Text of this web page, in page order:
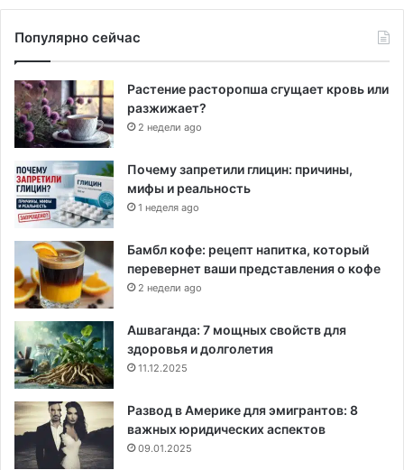
Популярно сейчас
Растение расторопша сгущает кровь или
разжижает?
2 недели ago
Почему запретили глицин: причины,
мифы и реальность
1 неделя ago
Бамбл кофе: рецепт напитка, который
перевернет ваши представления о кофе
2 недели ago
Ашваганда: 7 мощных свойств для
здоровья и долголетия
11.12.2025
Развод в Америке для эмигрантов: 8
важных юридических аспектов
09.01.2025